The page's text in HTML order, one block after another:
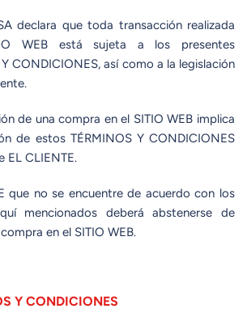
declara que toda transacción realizada
WEB está sujeta a los presentes
CONDICIONES, así como a la legislación
de una compra en el SITIO WEB implica
de estos TÉRMINOS Y CONDICIONES
EL CLIENTE.
que no se encuentre de acuerdo con los
mencionados deberá abstenerse de
en el SITIO WEB.
Y CONDICIONES